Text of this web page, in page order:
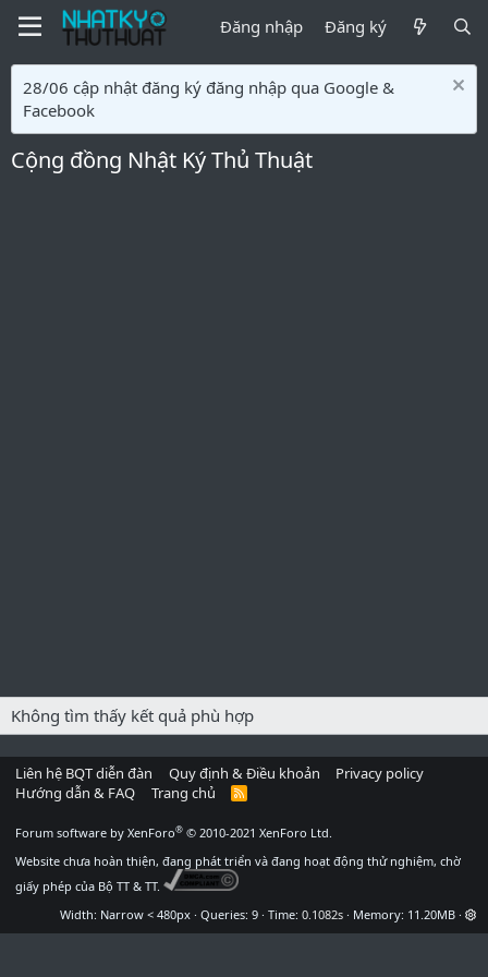
Đăng nhập Đăng ký
28/06 cập nhật đăng ký đăng nhập qua Google &
Facebook
Cộng đồng Nhật Ký Thủ Thuật
Không tìm thấy kết quả phù hợp
Liên hệ BQT diễn đàn Quy định & Điều khoản
Privacy policy
Hướng dẫn & FAQ
Trang chủ
R
Forum software by XenForo® © 2010-2021 XenForo Ltd.
Website chưa hoàn thiện, đang phát triển và đang hoạt động thử nghiệm, chờ
giấy phép của Bộ TT & TT.
Width
Queries 9 Time 0.1082s Memory 11.20MB